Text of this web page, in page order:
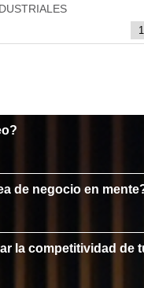
de negocio en
la competitividad de